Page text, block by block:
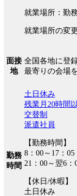
就業場所：勤
就業場所の変
面接
地
全国各地に登
最寄りの会場
勤務
時間
土日休み
残業月20時間
交替制
派遣社員
【勤務時間】
8：00～17：05
21：00～翌6：
【休日/休暇】
土日休み